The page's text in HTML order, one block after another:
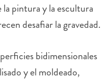
pintura y la escultura
desafiar la gravedad.
bidimensionales
y el moldeado,